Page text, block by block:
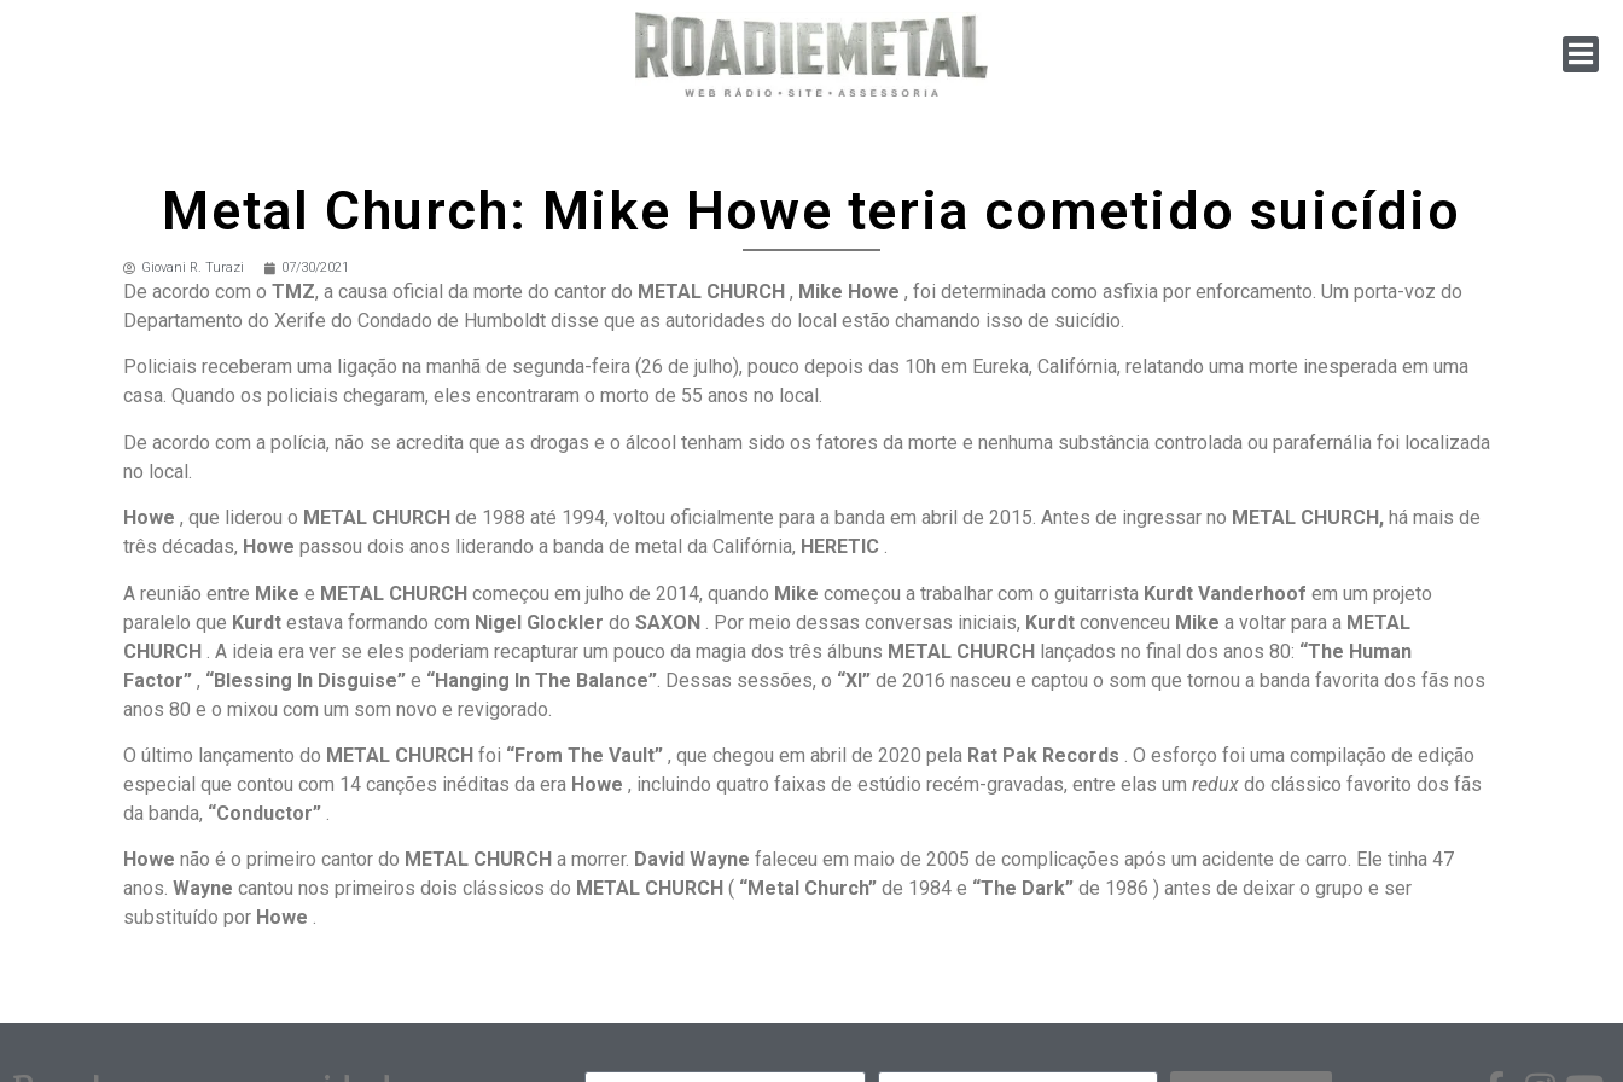
Metal Church: Mike Howe teria cometido suicídio
Giovani R. Turazi 07/30/2021
De acordo com o TMZ, a causa oficial da morte do cantor do METAL CHURCH , Mike Howe , foi determinada como asfixia por enforcamento. Um porta-voz do
Departamento do Xerife do Condado de Humboldt disse que as autoridades do local estão chamando isso de suicídio.
Policiais receberam uma ligação na manhã de segunda-feira (26 de julho), pouco depois das 10h em Eureka, Califórnia, relatando uma morte inesperada em uma
casa. Quando os policiais chegaram, eles encontraram o morto de 55 anos no local.
De acordo com a polícia, não se acredita que as drogas e o álcool tenham sido os fatores da morte e nenhuma substância controlada ou parafernália foi localizada
no local.
Howe , que liderou o METAL CHURCH de 1988 até 1994, voltou oficialmente para a banda em abril de 2015. Antes de ingressar no METAL CHURCH, há mais de
três décadas, Howe passou dois anos liderando a banda de metal da Califórnia, HERETIC .
A reunião entre Mike e METAL CHURCH começou em julho de 2014, quando Mike começou a trabalhar com o guitarrista Kurdt Vanderhoof em um projeto
paralelo que Kurdt estava formando com Nigel Glockler do SAXON . Por meio dessas conversas iniciais, Kurdt convenceu Mike a voltar para a METAL
CHURCH . A ideia era ver se eles poderiam recapturar um pouco da magia dos três álbuns METAL CHURCH lançados no final dos anos 80: “The Human
Factor” , “Blessing In Disguise” e “Hanging In The Balance” . Dessas sessões, o “XI” de 2016 nasceu e captou o som que tornou a banda favorita dos fãs nos
anos 80 e o mixou com um som novo e revigorado.
O último lançamento do METAL CHURCH foi “From The Vault” , que chegou em abril de 2020 pela Rat Pak Records . O esforço foi uma compilação de edição
especial que contou com 14 canções inéditas da era Howe , incluindo quatro faixas de estúdio recém-gravadas, entre elas um redux do clássico favorito dos fãs
da banda, “Conductor” .
Howe não é o primeiro cantor do METAL CHURCH a morrer. David Wayne faleceu em maio de 2005 de complicações após um acidente de carro. Ele tinha 47
anos. Wayne cantou nos primeiros dois clássicos do METAL CHURCH ( “Metal Church” de 1984 e “The Dark” de 1986 ) antes de deixar o grupo e ser
substituído por Howe .